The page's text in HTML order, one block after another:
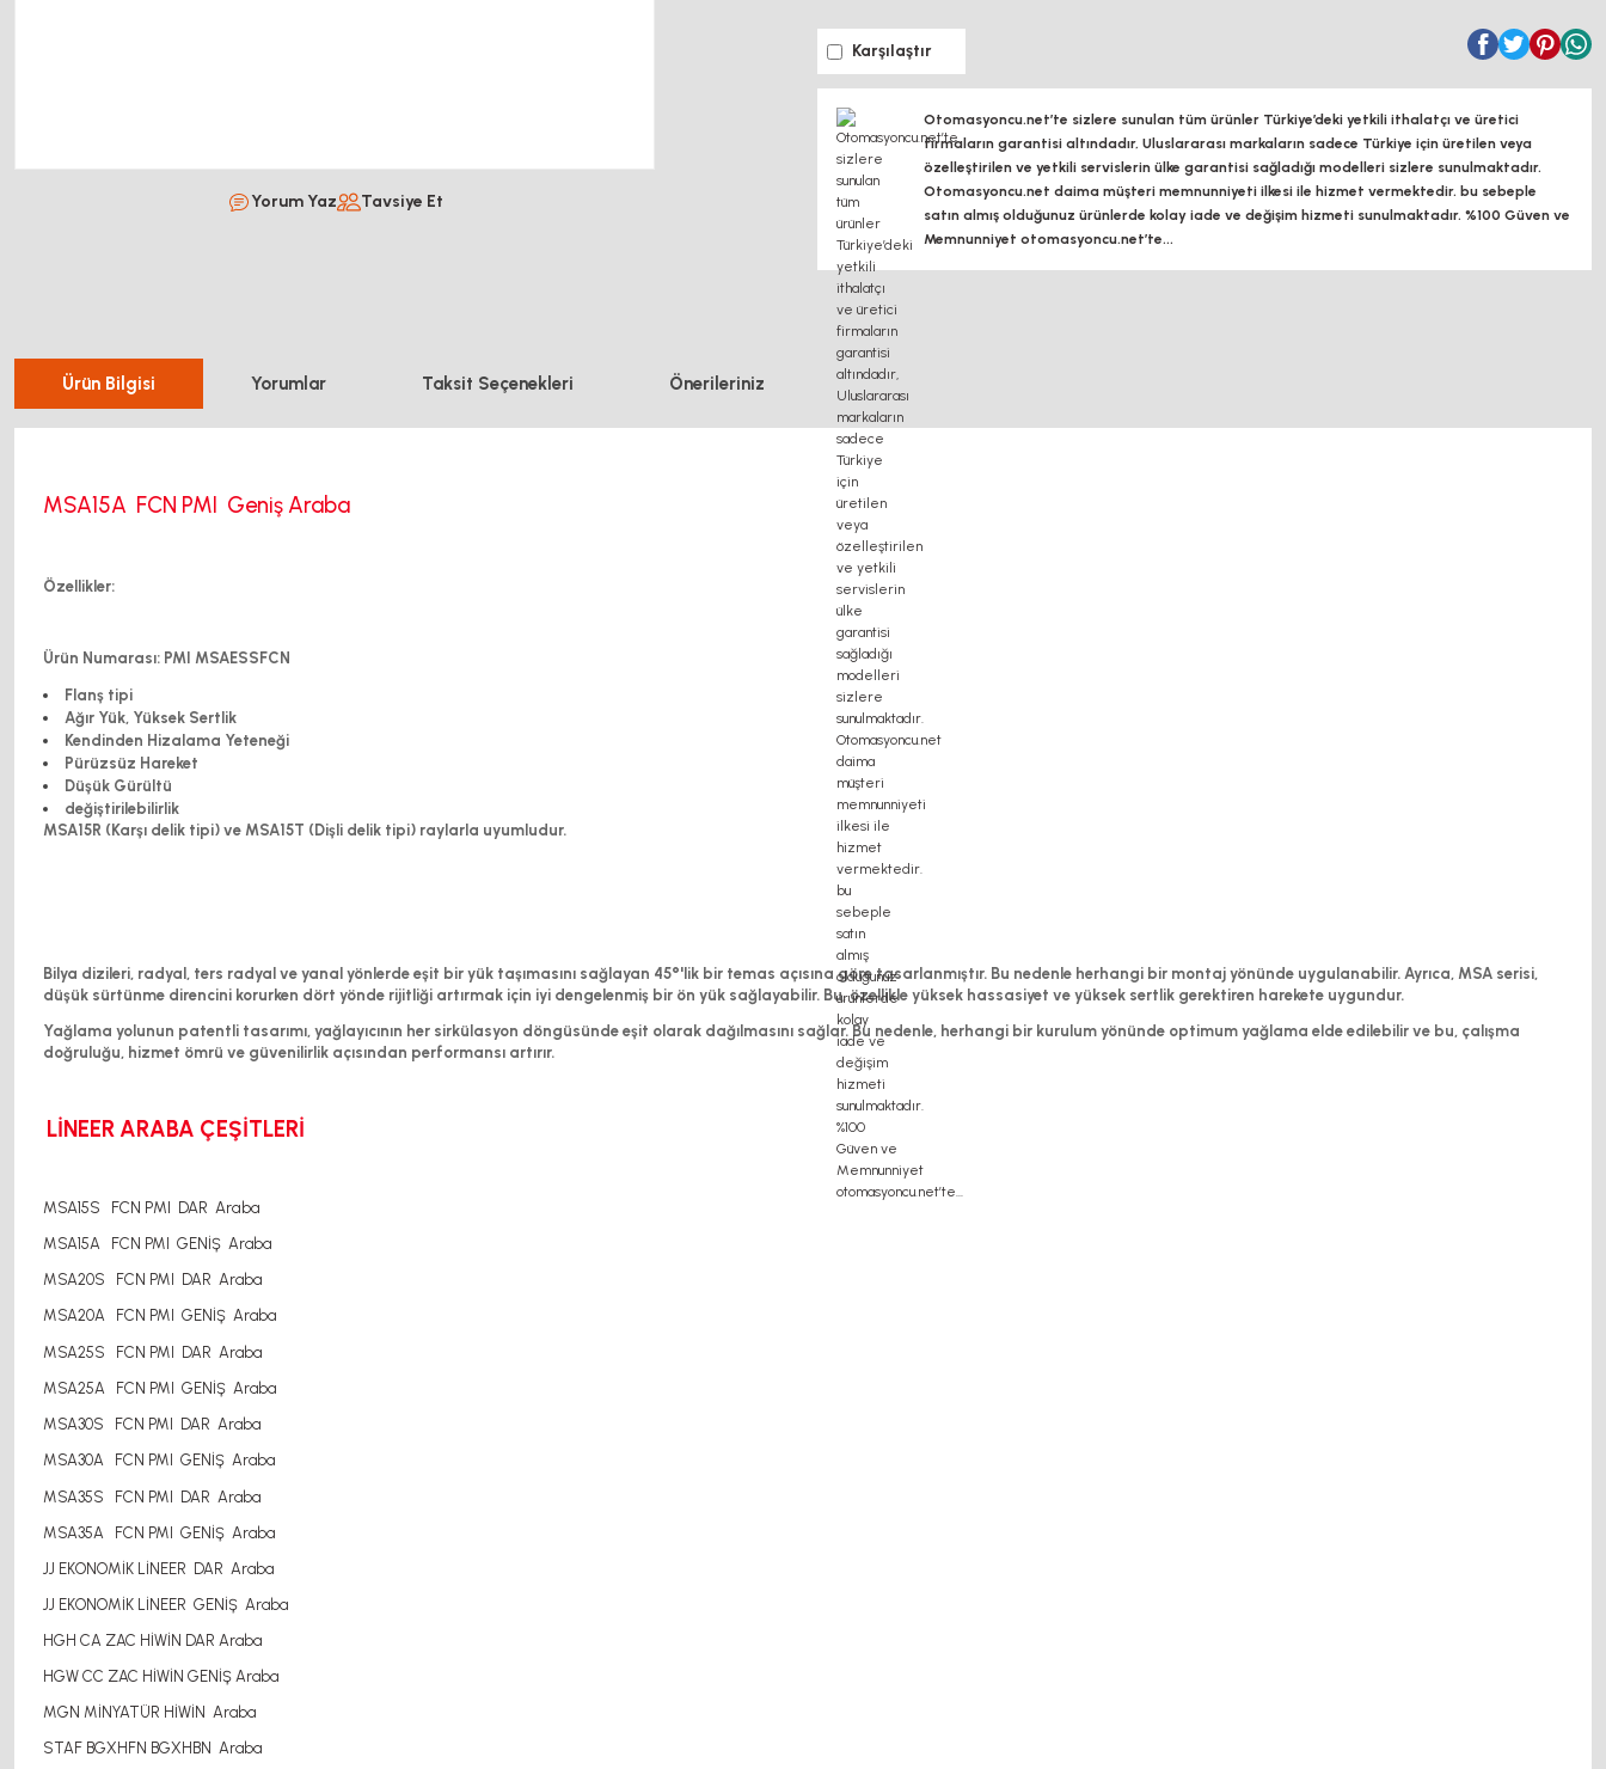
Yorum Yaz Tavsiye Et
Karşılaştır
Otomasyoncu.net’te sizlere sunulan tüm ürünler Türkiye’deki yetkili ithalatçı ve üretici
firmaların garantisi altındadır, Uluslararası markaların sadece Türkiye için üretilen veya
özelleştirilen ve yetkili servislerin ülke garantisi sağladığı modelleri sizlere sunulmaktadır.
Otomasyoncu.net daima müşteri memnunniyeti ilkesi ile hizmet vermektedir. bu sebeple
satın almış olduğunuz ürünlerde kolay iade ve değişim hizmeti sunulmaktadır. %100 Güven ve
Memnunniyet otomasyoncu.net’te...
Ürün Bilgisi Yorumlar Taksit Seçenekleri Önerileriniz
MSA15A FCN PMI Geniş Araba
Özellikler:
Ürün Numarası: PMI MSAESSFCN
Flanş tipi
Ağır Yük, Yüksek Sertlik
Kendinden Hizalama Yeteneği
Pürüzsüz Hareket
Düşük Gürültü
değiştirilebilirlik
MSA15R (Karşı delik tipi) ve MSA15T (Dişli delik tipi) raylarla uyumludur.
Bilya dizileri, radyal, ters radyal ve yanal yönlerde eşit bir yük taşımasını sağlayan 45°'lik bir temas açısına göre tasarlanmıştır. Bu nedenle herhangi bir montaj yönünde uygulanabilir. Ayrıca, MSA serisi,
düşük sürtünme direncini korurken dört yönde rijitliği artırmak için iyi dengelenmiş bir ön yük sağlayabilir. Bu, özellikle yüksek hassasiyet ve yüksek sertlik gerektiren harekete uygundur.
Yağlama yolunun patentli tasarımı, yağlayıcının her sirkülasyon döngüsünde eşit olarak dağılmasını sağlar. Bu nedenle, herhangi bir kurulum yönünde optimum yağlama elde edilebilir ve bu, çalışma
doğruluğu, hizmet ömrü ve güvenilirlik açısından performansı artırır.
LİNEER ARABA ÇEŞİTLERİ
MSA15S FCN PMI DAR Araba
MSA15A FCN PMI GENİŞ Araba
MSA20S FCN PMI DAR Araba
MSA20A FCN PMI GENİŞ Araba
MSA25S FCN PMI DAR Araba
MSA25A FCN PMI GENİŞ Araba
MSA30S FCN PMI DAR Araba
MSA30A FCN PMI GENİŞ Araba
MSA35S FCN PMI DAR Araba
MSA35A FCN PMI GENİŞ Araba
JJ EKONOMİK LİNEER DAR Araba
JJ EKONOMİK LİNEER GENİŞ Araba
HGH CA ZAC HİWİN DAR Araba
HGW CC ZAC HİWİN GENİŞ Araba
MGN MİNYATÜR HİWİN Araba
STAF BGXHFN BGXHBN Araba